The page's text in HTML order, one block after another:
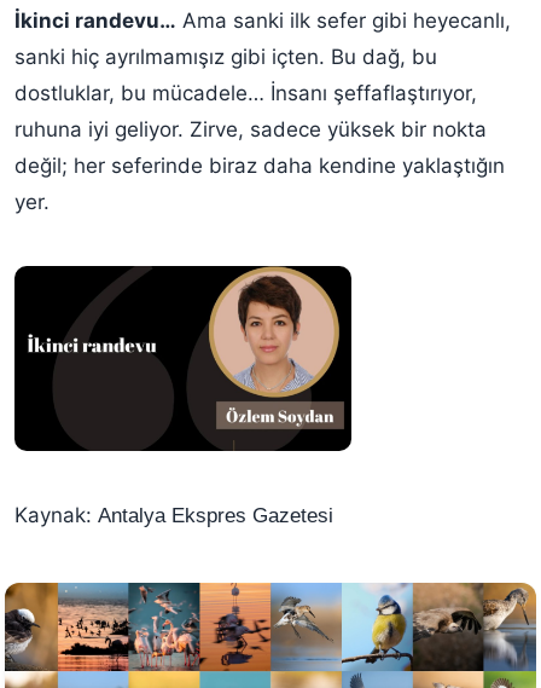
İkinci randevu… Ama sanki ilk sefer gibi heyecanlı,
sanki hiç ayrılmamışız gibi içten. Bu dağ, bu
dostluklar, bu mücadele… İnsanı şeffaflaştırıyor,
ruhuna iyi geliyor. Zirve, sadece yüksek bir nokta
değil; her seferinde biraz daha kendine yaklaştığın
yer.
Kaynak: Antalya Ekspres Gazetesi